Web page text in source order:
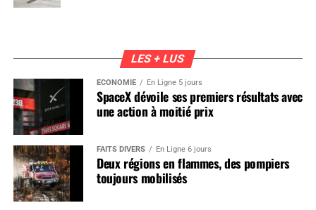
LES + LUS
ÉCONOMIE En Ligne 5 jours
SpaceX dévoile ses premiers résultats avec
une action à moitié prix
FAITS DIVERS En Ligne 6 jours
Deux régions en flammes, des pompiers
toujours mobilisés